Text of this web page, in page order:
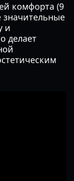
комфорта (9
и
делает